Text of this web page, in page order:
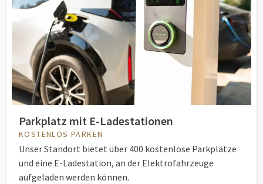
Parkplatz mit E-Ladestationen
KOSTENLOS PARKEN
Unser Standort bietet über 400 kostenlose Parkplätze
und eine E-Ladestation, an der Elektrofahrzeuge
aufgeladen werden können.